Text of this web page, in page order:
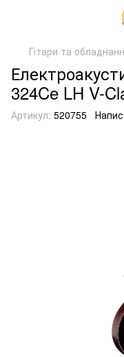
Гітари та
324Ce LH V-
Артикул: 520755